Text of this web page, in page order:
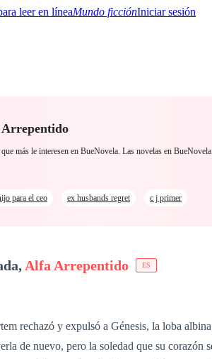
Mundo ficciónIniciar sesión
LGBTQ+YA/TEENParanormalMisterio/
Arrepentido
más le interesen en BueNovela. Las novelas en
para el ceo ex husbands regret
c j primer
Alfa Arrepentido ES
rechazó y expulsó a Génesis, la loba
de nuevo, pero la soledad que su corazón